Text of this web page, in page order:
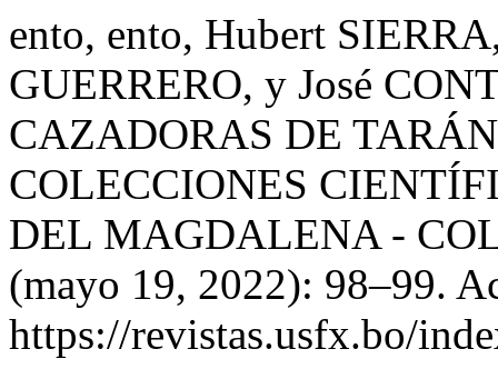
ento, ento, Hubert
GUERRERO, y José
CAZADORAS DE
COLECCIONES
DEL MAGDALENA -
(mayo 19, 2022): 98–99.
https://revistas.usfx.bo/